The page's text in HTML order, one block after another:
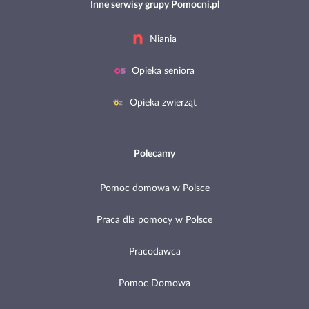
Inne serwisy grupy Pomocni.pl
Niania
Opieka seniora
Opieka zwierząt
Polecamy
Pomoc domowa w Polsce
Praca dla pomocy w Polsce
Pracodawca
Pomoc Domowa